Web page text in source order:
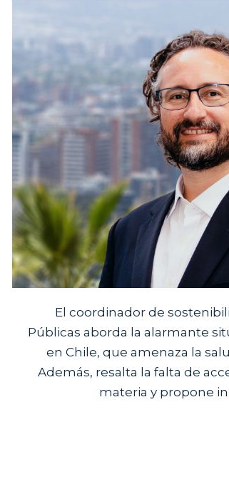
El coordinador de
Públicas aborda la alarmante
en Chile, que amenaza la
Además, resalta la falta de
materia y propone